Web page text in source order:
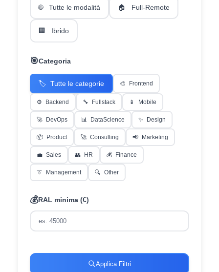
🌐 Tutte le modalità 🏠 Full-Remote
🏢 Ibrido
🎯Categoria
🏷️ Tutte le categorie 🎨 Frontend
⚙️ Backend 🔧 Fullstack 📱 Mobile
🚀 DevOps 📊 DataScience ✨ Design
📦 Product 🚀 Consulting 📢 Marketing
💼 Sales 👥 HR 💰 Finance
👔 Management 🔍 Other
💰RAL minima (€)
Applica Filtri